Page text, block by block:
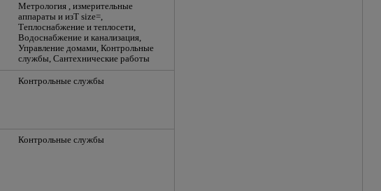
Метрология , измерительные
аппараты и изТ size=,
Теплоснабжение и теплосети,
Водоснабжение и канализация,
Управление домами, Контрольные
службы, Сантехнические работы
Контрольные службы
Контрольные службы